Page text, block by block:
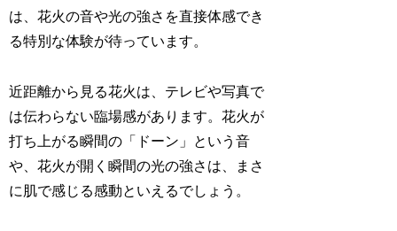
は、花火の音や光の強さを直接体感でき
る特別な体験が待っています。
近距離から見る花火は、テレビや写真で
は伝わらない臨場感があります。花火が
打ち上がる瞬間の「ドーン」という音
や、花火が開く瞬間の光の強さは、まさ
に肌で感じる感動といえるでしょう。